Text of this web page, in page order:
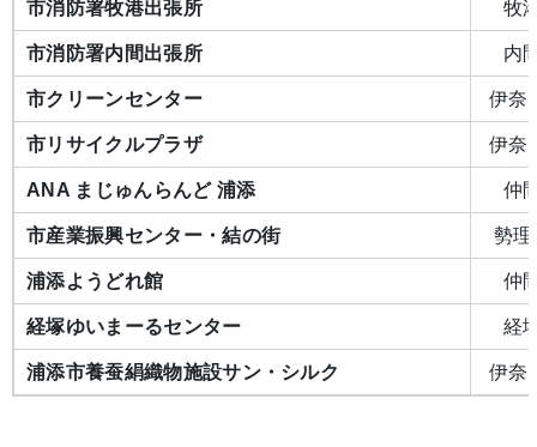
市消防署牧港出張所 牧
市消防署内間出張所 内
市クリーンセンター 伊奈
市リサイクルプラザ 伊奈
ANA まじゅんらんど 浦添 仲
市産業振興センター・結の街 勢理
浦添ようどれ館 仲
経塚ゆいまーるセンター 経
浦添市養蚕絹織物施設サン・シルク 伊奈